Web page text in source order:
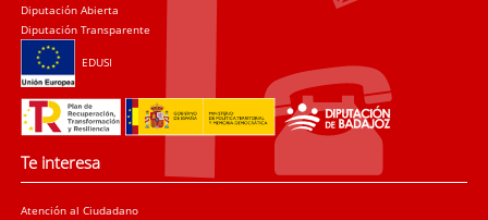
Diputación Abierta
Diputación Transparente
EDUSI
Te interesa
Atención al Ciudadano